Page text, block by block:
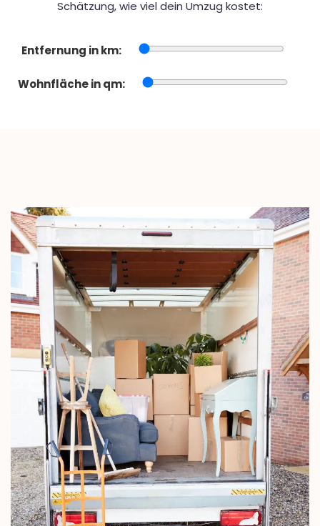
Schätzung, wie viel dein Umzug kostet:
Entfernung in km:
Wohnfläche in qm: